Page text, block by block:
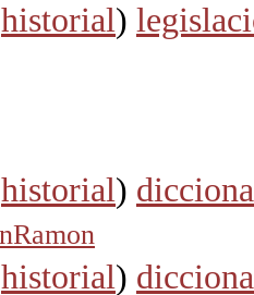
historial)
historial)
historial)